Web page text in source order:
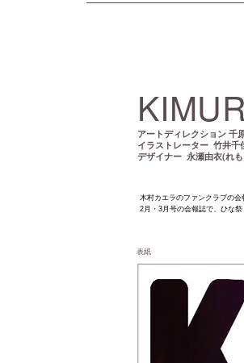
木村カエラのファンクラブの会
2月・3月号の会報誌で、ひな
アートディレクション 千
イラストレーター 竹井千
デザイナー 永瀬由衣(れ
表紙